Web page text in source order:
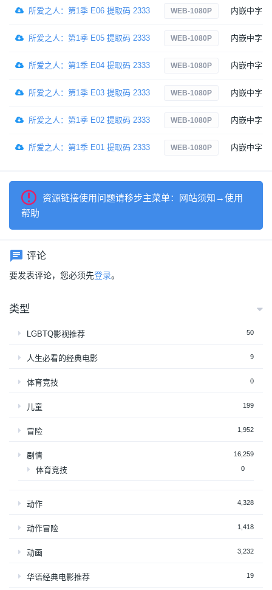
所爱之人：第1季 E06 提取码 2333 WEB-1080P 内嵌中字
所爱之人：第1季 E05 提取码 2333 WEB-1080P 内嵌中字
所爱之人：第1季 E04 提取码 2333 WEB-1080P 内嵌中字
所爱之人：第1季 E03 提取码 2333 WEB-1080P 内嵌中字
所爱之人：第1季 E02 提取码 2333 WEB-1080P 内嵌中字
所爱之人：第1季 E01 提取码 2333 WEB-1080P 内嵌中字
资源链接使用问题请移步主菜单：网站须知→使用
帮助
评论
要发表评论，您必须先登录。
类型
LGBTQ影视推荐 50
人生必看的经典电影 9
体育竞技 0
儿童 199
冒险 1,952
剧情 16,259
体育竞技 0
动作 4,328
动作冒险 1,418
动画 3,232
华语经典电影推荐 19